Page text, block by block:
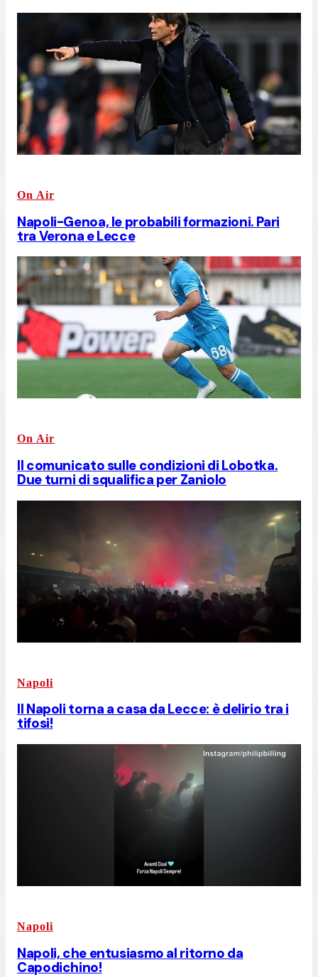
On Air
Napoli-Genoa, le probabili formazioni. Pari
tra Verona e Lecce
On Air
Il comunicato sulle condizioni di Lobotka.
Due turni di squalifica per Zaniolo
Napoli
Il Napoli torna a casa da Lecce: è delirio tra i
tifosi!
Napoli
Napoli, che entusiasmo al ritorno da
Capodichino!